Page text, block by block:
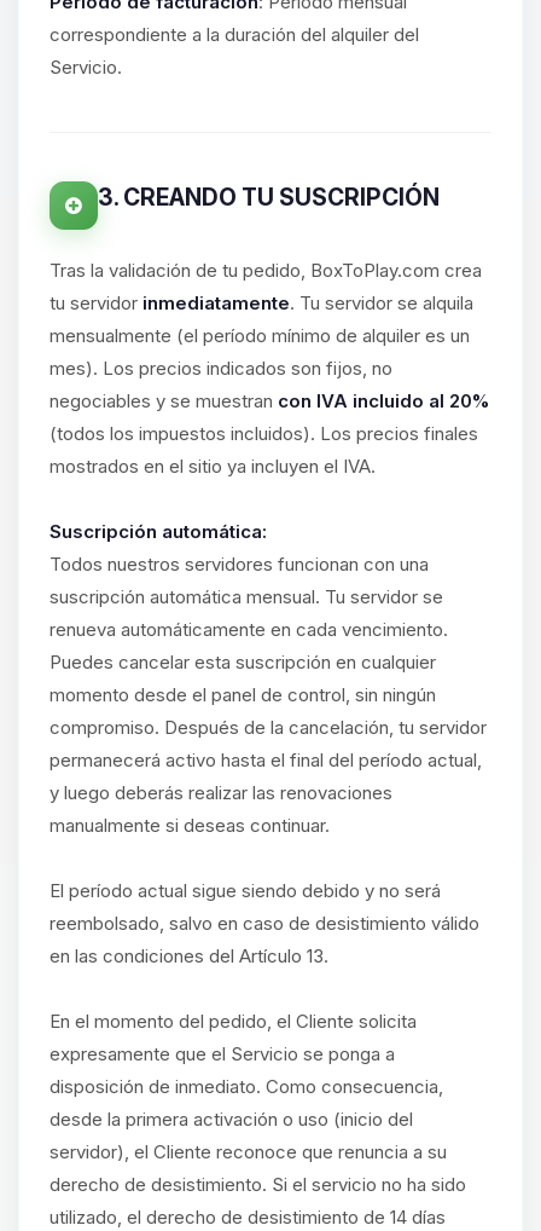
correspondiente a la duración del alquiler del
Servicio.
3. CREANDO TU SUSCRIPCIÓN
Tras la validación de tu pedido, BoxToPlay.com crea
tu servidor inmediatamente. Tu servidor se alquila
mensualmente (el período mínimo de alquiler es un
mes). Los precios indicados son fijos, no
negociables y se muestran con IVA incluido al 20%
(todos los impuestos incluidos). Los precios finales
mostrados en el sitio ya incluyen el IVA.
Suscripción automática:
Todos nuestros servidores funcionan con una
suscripción automática mensual. Tu servidor se
renueva automáticamente en cada vencimiento.
Puedes cancelar esta suscripción en cualquier
momento desde el panel de control, sin ningún
compromiso. Después de la cancelación, tu servidor
permanecerá activo hasta el final del período actual,
y luego deberás realizar las renovaciones
manualmente si deseas continuar.
El período actual sigue siendo debido y no será
reembolsado, salvo en caso de desistimiento válido
en las condiciones del Artículo 13.
En el momento del pedido, el Cliente solicita
expresamente que el Servicio se ponga a
disposición de inmediato. Como consecuencia,
desde la primera activación o uso (inicio del
servidor), el Cliente reconoce que renuncia a su
derecho de desistimiento. Si el servicio no ha sido
utilizado, el derecho de desistimiento de 14 días
asistente de BoxToPlay. Cuentame